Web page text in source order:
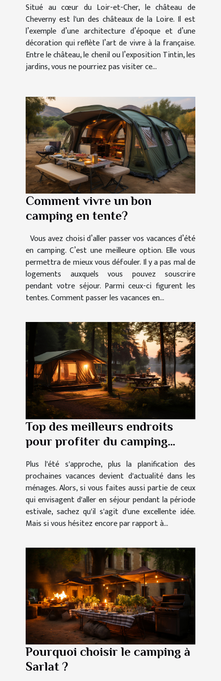
Situé au cœur du Loir-et-Cher, le château de
Cheverny est l'un des châteaux de la Loire. Il est
l’exemple d’une architecture d’époque et d’une
décoration qui reflète l’art de vivre à la française.
Entre le château, le chenil ou l’exposition Tintin, les
jardins, vous ne pourriez pas visiter ce...
Comment vivre un bon
camping en tente?
Vous avez choisi d’aller passer vos vacances d’été
en camping. C’est une meilleure option. Elle vous
permettra de mieux vous défouler. Il y a pas mal de
logements auxquels vous pouvez souscrire
pendant votre séjour. Parmi ceux-ci figurent les
tentes. Comment passer les vacances en...
Top des meilleurs endroits
pour profiter du camping
Plus l'été s'approche, plus la planification des
prochaines vacances devient d'actualité dans les
ménages. Alors, si vous faites aussi partie de ceux
qui envisagent d'aller en séjour pendant la période
estivale, sachez qu'il s'agit d'une excellente idée.
Mais si vous hésitez encore par rapport à...
Pourquoi choisir le camping à
Sarlat ?